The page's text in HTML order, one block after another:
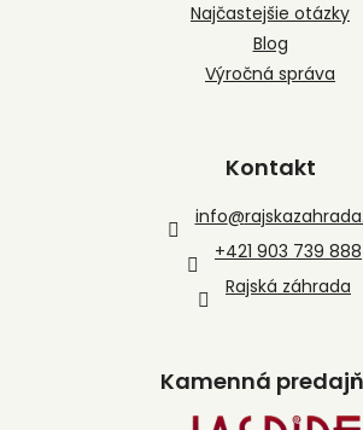
Najčastejšie otázky
Blog
Výročná správa
Kontakt
info@
+421 903 739 888
Rajská záhrada
Kamenná